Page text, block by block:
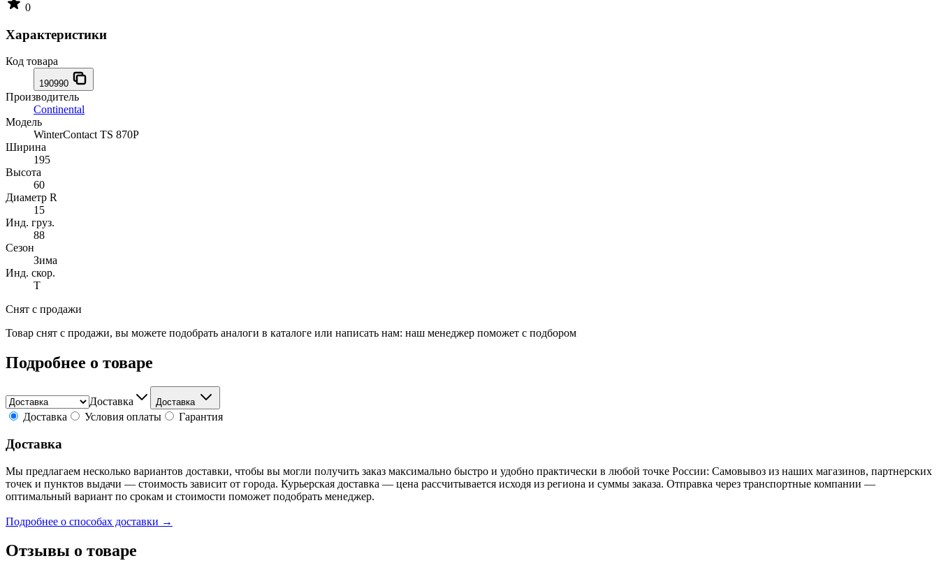
0
Характеристики
Код товара
190990
Производитель
Continental
Модель
WinterContact TS 870P
Ширина
195
Высота
60
Диаметр R
15
Инд. груз.
88
Сезон
Зима
Инд. скор.
T
Снят с продажи
Товар снят с продажи, вы можете подобрать аналоги в каталоге или написать нам: наш менеджер поможет с подбором
Подробнее о товаре
Доставка Доставка
Доставка Условия оплаты Гарантия
Доставка
Мы предлагаем несколько вариантов доставки, чтобы вы могли получить заказ максимально быстро и удобно практически в любой точке России: Самовывоз из наших магазинов, партнерских
точек и пунктов выдачи — стоимость зависит от города. Курьерская доставка — цена рассчитывается исходя из региона и суммы заказа. Отправка через транспортные компании —
оптимальный вариант по срокам и стоимости поможет подобрать менеджер.
Подробнее о способах доставки →
Отзывы о товаре